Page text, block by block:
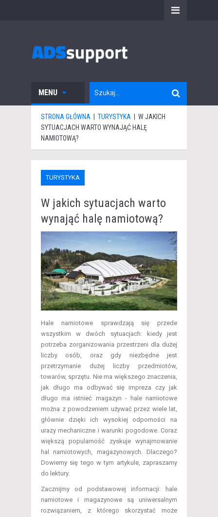
MENU
STRONA GŁÓWNA TURYSTYKA
W JAKICH
SYTUACJACH WARTO WYNAJĄĆ HALĘ
NAMIOTOWĄ?
TURYSTYKA
W jakich sytuacjach warto
wynająć halę namiotową?
Hale namiotowe sprawdzają się przede
wszystkim w dwóch sytuacjach: kiedy jest
potrzeba zorganizowania przestrzeni dla dużej
liczby osób, oraz gdy niezbędne jest
przetrzymanie dużej liczby przedmiotów,
towarów, sprzętu. Nie ma większego znaczenia,
jak długo ma odbywać się impreza czy jak
długo ma istnieć magazyn - hale namiotowe
można z powodzeniem używać przez wiele lat,
głównie dzięki ich wysokiej odporności na
urazy mechaniczne i warunki pogodowe. Coraz
większą popularność zyskuje wynajmowanie
hal namiotowych, magazynowych. Dlaczego?
Dowiemy się tego w tym artykule, zapraszamy
do lektury.
Zacznijmy od podstawowej informacji: hale
namiotowe i magazynowe są uniwersalnym
rozwiązaniem, z którego skorzystać może